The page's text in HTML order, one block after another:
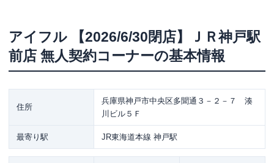
アイフル
【2026/6/30閉店】ＪＲ神戸駅
前店 無人契約コーナーの基本情報
住所
兵庫県神戸市中央区多聞通３－２－７ 湊
川ビル５Ｆ
最寄り駅 JR東海道本線 神戸駅